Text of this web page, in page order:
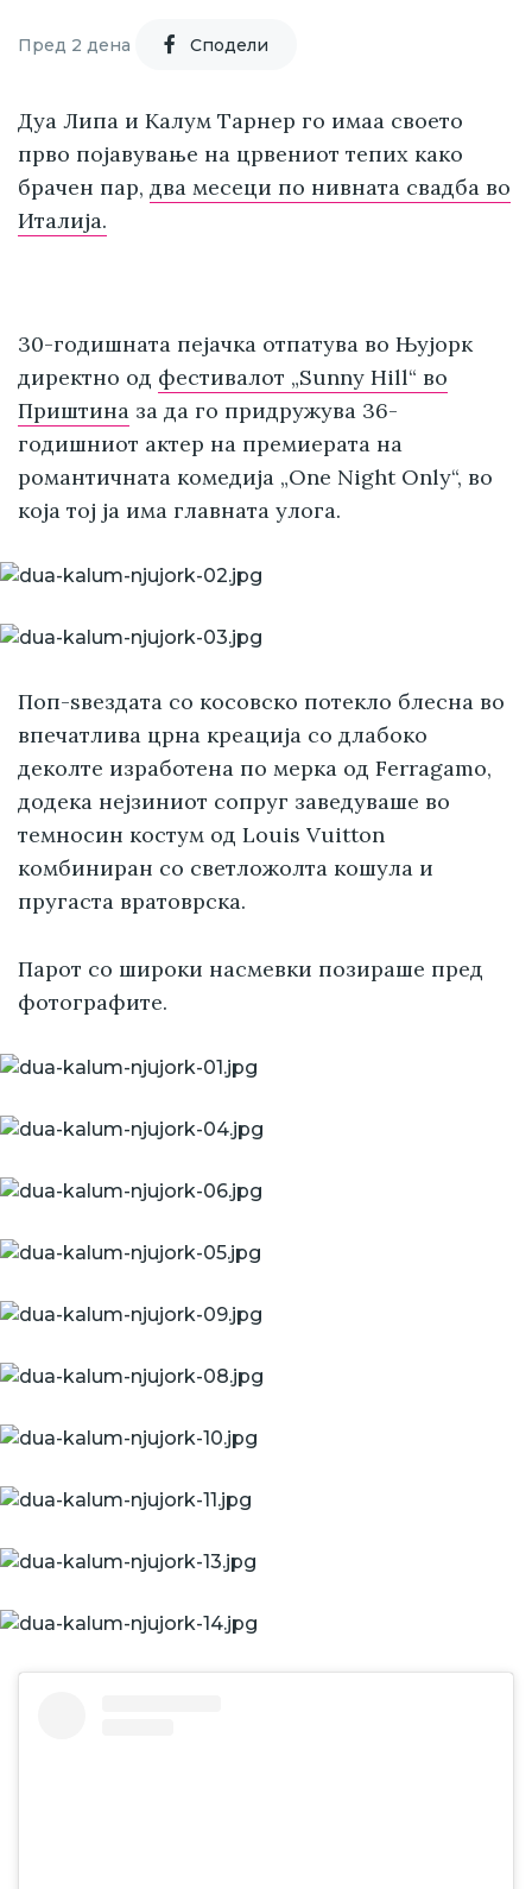
Пред 2 дена Cподели
Дуа Липа и Калум Тарнер го имаа своето
прво појавување на црвениот тепих како
брачен пар, два месеци по нивната свадба во
Италија.
30-годишната пејачка отпатува во Њујорк
директно од фестивалот „Sunny Hill“ во
Приштина за да го придружува 36-
годишниот актер на премиерата на
романтичната комедија „One Night Only“, во
која тој ја има главната улога.
Поп-ѕвездата со косовско потекло блесна во
впечатлива црна креација со длабоко
деколте изработена по мерка од Ferragamo,
додека нејзиниот сопруг заведуваше во
темносин костум од Louis Vuitton
комбиниран со светложолта кошула и
пругаста вратоврска.
Парот со широки насмевки позираше пред
фотографите.